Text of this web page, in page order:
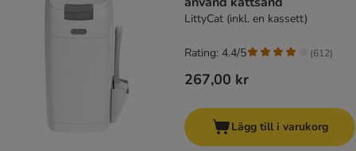
LittyCat (inkl. en kassett)
267,00 kr
Rating: 4.4/5 (612)
Lägg till i varukorg